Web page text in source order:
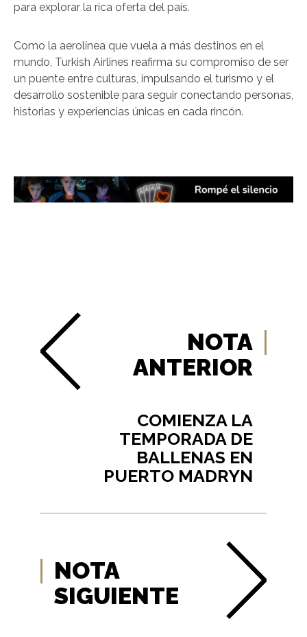
para explorar la rica oferta del país.
Como la aerolínea que vuela a más destinos en el
mundo, Turkish Airlines reafirma su compromiso de ser
un puente entre culturas, impulsando el turismo y el
desarrollo sostenible para seguir conectando personas,
historias y experiencias únicas en cada rincón.
NOTA
ANTERIOR
COMIENZA LA
TEMPORADA DE
BALLENAS EN
PUERTO MADRYN
NOTA
SIGUIENTE